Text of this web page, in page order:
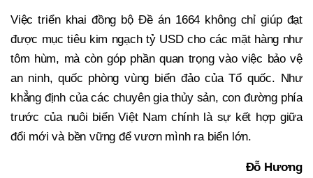
Việc triển khai đồng bộ Đề án 1664 không chỉ giúp đạt
được mục tiêu kim ngạch tỷ USD cho các mặt hàng như
tôm hùm, mà còn góp phần quan trọng vào việc bảo vệ
an ninh, quốc phòng vùng biển đảo của Tổ quốc. Như
khẳng định của các chuyên gia thủy sản, con đường phía
trước của nuôi biển Việt Nam chính là sự kết hợp giữa
đổi mới và bền vững để vươn mình ra biển lớn.
Đỗ Hương